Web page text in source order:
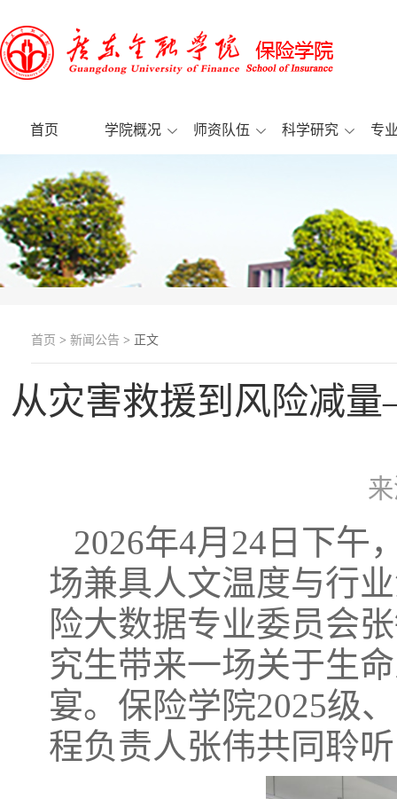
首页 学院概况 师资队伍 科学研究 专
首页 > 新闻公告 > 正文
从灾害救援到风险减
2026年4月24日下午
场兼具人文温度与行
险大数据专业委员会
究生带来一场关于生
宴。保险学院2025级
程负责人张伟共同聆